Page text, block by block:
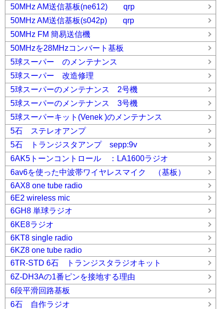
50MHz AM送信基板(ne612) qrp
50MHz AM送信基板(s042p) qrp
50MHz FM 簡易送信機
50MHzを28MHzコンバート基板
5球スーパー のメンテナンス
5球スーパー 改造修理
5球スーパーのメンテナンス 2号機
5球スーパーのメンテナンス 3号機
5球スーパーキット(Venek )のメンテナンス
5石 ステレオアンプ
5石 トランジスタアンプ sepp:9v
6AK5トーンコントロール ：LA1600ラジオ
6av6を使った中波帯ワイヤレスマイク （基板）
6AX8 one tube radio
6E2 wireless mic
6GH8 単球ラジオ
6KE8ラジオ
6KT8 single radio
6KZ8 one tube radio
6TR-STD 6石 トランジスタラジオキット
6Z-DH3Aの1番ピンを接地する理由
6段平滑回路基板
6石 自作ラジオ